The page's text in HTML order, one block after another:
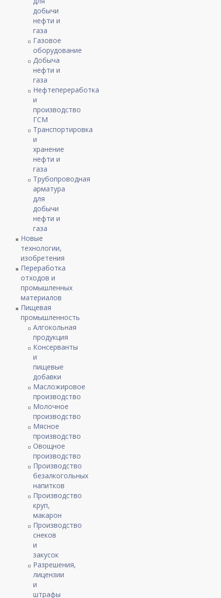
добычи
нефти и
газа
Газовое
оборудование
Добыча
нефти и
газа
Нефтепереработка
и
производство
ГСМ
Транспортировка
и
хранение
нефти и
газа
Трубопроводная
арматура
для
добычи
нефти и
газа
Новые
технологии,
изобретения
Переработка
отходов и
промышленных
материалов
Пищевая
промышленность
Алгокольная
продукция
Консерванты
и
пищевые
добавки
Масложировое
производство
Молочное
производство
Мясное
производство
Овощное
производство
Производство
безалкогольных
напитков
Производство
круп,
макарон
Производство
снеков
и
закусок
Разрешения,
лицензии
и
штрафы